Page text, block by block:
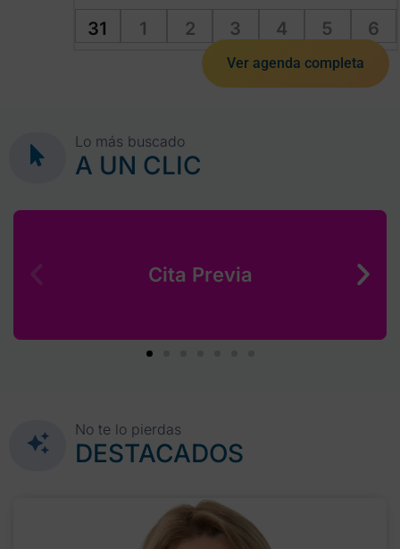
31 1 2 3 4 5 6
Ver agenda completa
Lo más buscado
A UN CLIC
Cita Previa
No te lo pierdas
DESTACADOS